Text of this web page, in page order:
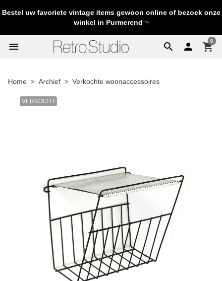
Bestel uw favoriete vintage items gewoon online of bezoek onze
winkel in Purmerend ~
search
menu  shopping_cart
0
Home Archief Verkochte woonaccessoires
VERKOCHT